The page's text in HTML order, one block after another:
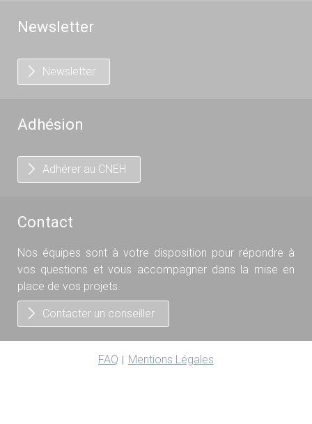
Newsletter
Newsletter
Adhésion
Adhérer au CNEH
Contact
Nos équipes sont à votre disposition pour répondre à
vos questions et vous accompagner dans la mise en
place de vos projets.
Contacter un conseiller
FAQ Mentions Légales